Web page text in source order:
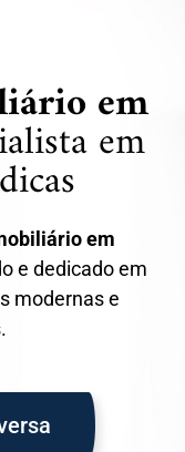
em
em
em
e dedicado em
modernas e